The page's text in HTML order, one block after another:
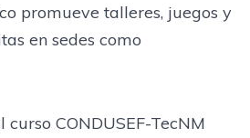
promueve talleres, juegos y
en sedes como
CONDUSEF-TecNM